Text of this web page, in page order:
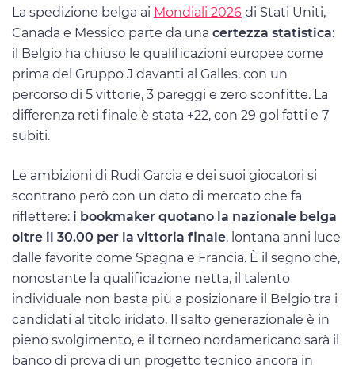
La spedizione belga ai Mondiali 2026 di Stati Uniti,
Canada e Messico parte da una certezza statistica:
il Belgio ha chiuso le qualificazioni europee come
prima del Gruppo J davanti al Galles, con un
percorso di 5 vittorie, 3 pareggi e zero sconfitte. La
differenza reti finale è stata +22, con 29 gol fatti e 7
subiti.
Le ambizioni di Rudi Garcia e dei suoi giocatori si
scontrano però con un dato di mercato che fa
riflettere: i bookmaker quotano la nazionale belga
oltre il 30.00 per la vittoria finale, lontana anni luce
dalle favorite come Spagna e Francia. È il segno che,
nonostante la qualificazione netta, il talento
individuale non basta più a posizionare il Belgio tra i
candidati al titolo iridato. Il salto generazionale è in
pieno svolgimento, e il torneo nordamericano sarà il
banco di prova di un progetto tecnico ancora in